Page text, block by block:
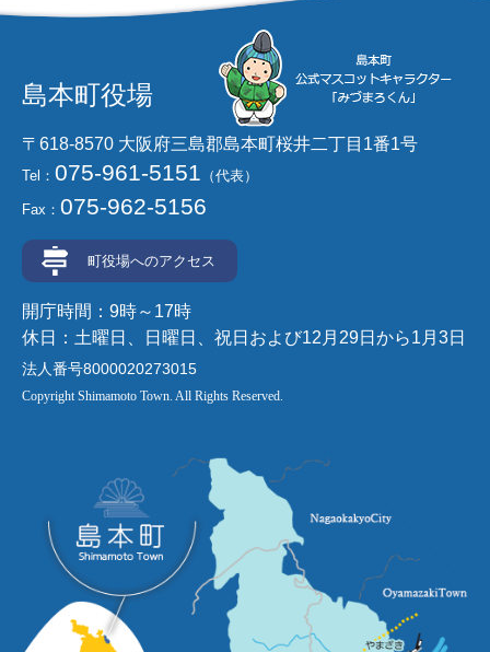
島本町役場
〒618-8570 大阪府三島郡島本町桜井二丁目1番1号
Tel： 075-961-5151 （代表）
Fax： 075-962-5156
町役場へのアクセス
開庁時間：9時～17時
休日：土曜日、日曜日、祝日および12月29日から1月3日
法人番号8000020273015
Copyright Shimamoto Town. All Rights Reserved.